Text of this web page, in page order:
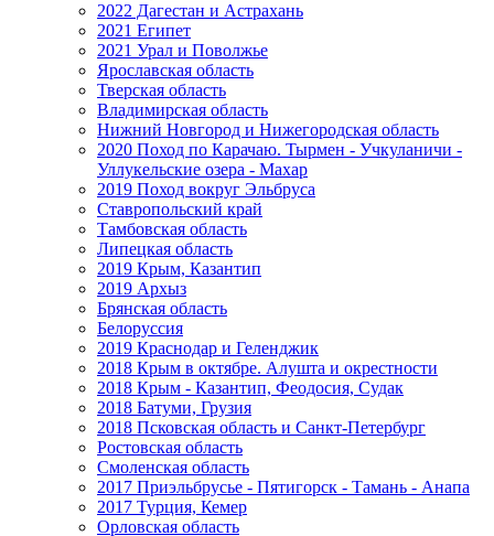
2022 Дагестан и Астрахань
2021 Египет
2021 Урал и Поволжье
Ярославская область
Тверская область
Владимирская область
Нижний Новгород и Нижегородская область
2020 Поход по Карачаю. Тырмен - Учкуланичи -
Уллукельские озера - Махар
2019 Поход вокруг Эльбруса
Ставропольский край
Тамбовская область
Липецкая область
2019 Крым, Казантип
2019 Архыз
Брянская область
Белоруссия
2019 Краснодар и Геленджик
2018 Крым в октябре. Алушта и окрестности
2018 Крым - Казантип, Феодосия, Судак
2018 Батуми, Грузия
2018 Псковская область и Санкт-Петербург
Ростовская область
Смоленская область
2017 Приэльбрусье - Пятигорск - Тамань - Анапа
2017 Турция, Кемер
Орловская область